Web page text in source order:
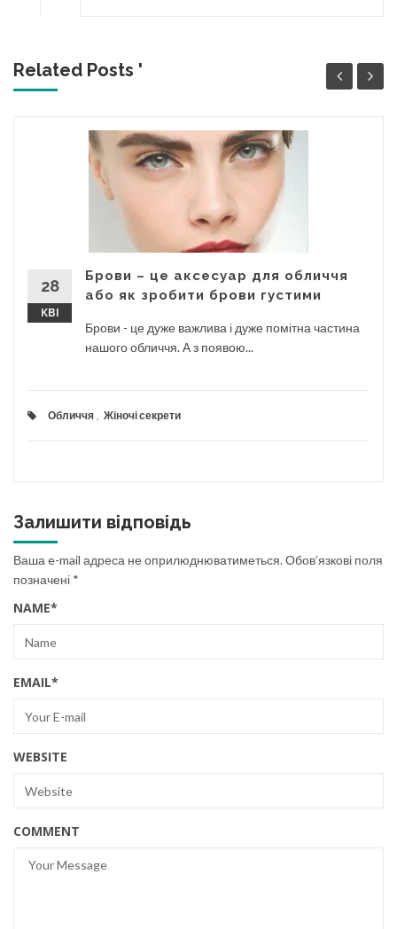
Related Posts '
28
КВІ
Брови – це аксесуар для обличчя
або як зробити брови густими
Брови - це дуже важлива і дуже помітна частина
нашого обличчя. А з появою...
Обличчя , Жіночі секрети
Залишити відповідь
Ваша e-mail адреса не оприлюднюватиметься.Обов’язкові поля
позначені *
NAME*
EMAIL*
WEBSITE
COMMENT